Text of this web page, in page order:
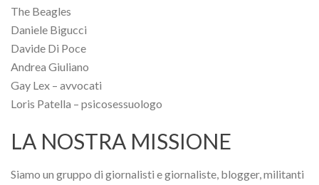
The Beagles
Daniele Bigucci
Davide Di Poce
Andrea Giuliano
Gay Lex – avvocati
Loris Patella – psicosessuologo
LA NOSTRA MISSIONE
Siamo un gruppo di giornalisti e giornaliste, blogger, militanti